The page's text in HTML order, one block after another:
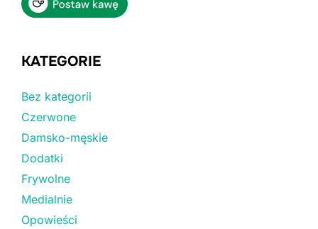
KATEGORIE
Bez kategorii
Czerwone
Damsko-męskie
Dodatki
Frywolne
Medialnie
Opowieści